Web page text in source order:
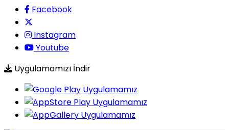
Facebook
Instagram
Youtube
Uygulamamızı İndir